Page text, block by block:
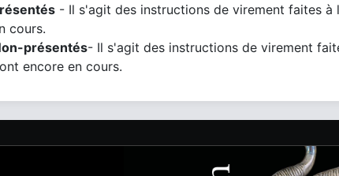
- Il s'agit des instructions de virement faites à
cours.
présentés- Il s'agit des instructions de virement
encore en cours.